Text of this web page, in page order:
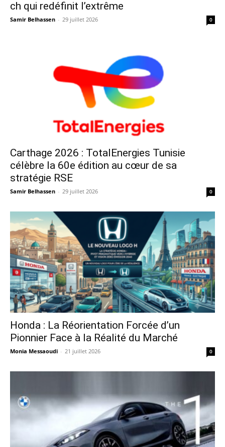
ch qui redéfinit l’extrême
Samir Belhassen - 29 juillet 2026 0
Carthage 2026 : TotalEnergies Tunisie
célèbre la 60e édition au cœur de sa
stratégie RSE
Samir Belhassen - 29 juillet 2026 0
Honda : La Réorientation Forcée d’un
Pionnier Face à la Réalité du Marché
Monia Messaoudi - 21 juillet 2026 0